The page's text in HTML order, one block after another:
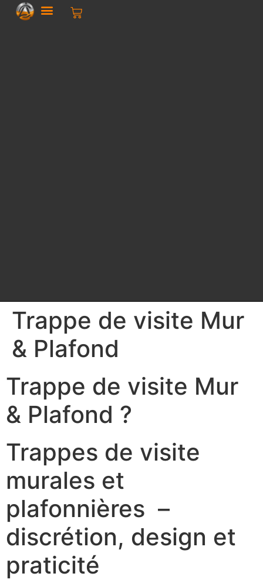
Trappe de visite Mur
& Plafond
Trappe de visite Mur
& Plafond ?
Trappes de visite
murales et
plafonnières –
discrétion, design et
praticité